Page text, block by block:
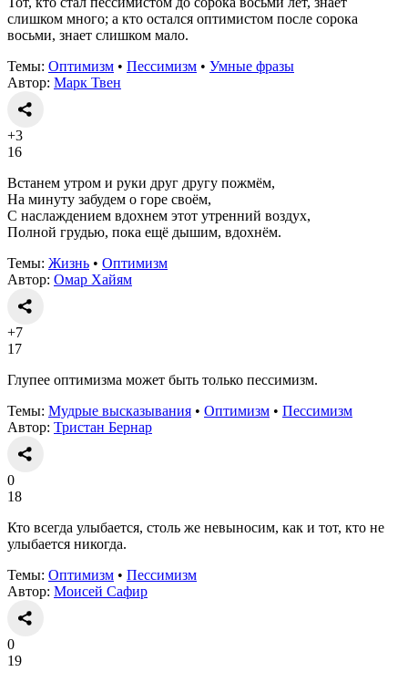
слишком много; а кто остался оптимистом после сорока
восьми, знает слишком мало.
Темы: Оптимизм • Пессимизм • Умные фразы
Автор: Марк Твен
+3
16
Встанем утром и руки друг другу пожмём,
На минуту забудем о горе своём,
С наслаждением вдохнем этот утренний воздух,
Полной грудью, пока ещё дышим, вдохнём.
Темы: Жизнь • Оптимизм
Автор: Омар Хайям
+7
17
Глупее оптимизма может быть только пессимизм.
Темы: Мудрые высказывания • Оптимизм • Пессимизм
Автор: Тристан Бернар
0
18
Кто всегда улыбается, столь же невыносим, как и тот, кто не
улыбается никогда.
Темы: Оптимизм • Пессимизм
Автор: Моисей Сафир
0
19